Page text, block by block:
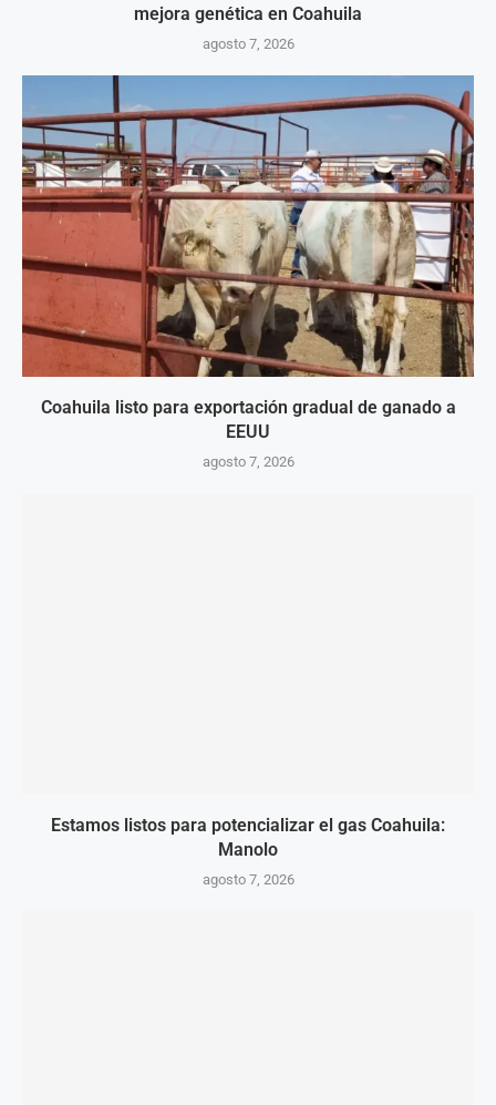
mejora genética en Coahuila
agosto 7, 2026
Coahuila listo para exportación gradual de ganado a
EEUU
agosto 7, 2026
Estamos listos para potencializar el gas Coahuila:
Manolo
agosto 7, 2026